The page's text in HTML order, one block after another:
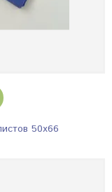
50х66